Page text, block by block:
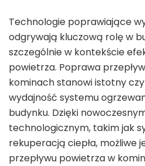
Technologie poprawiające
odgrywają kluczową rolę w
szczególnie w kontekście
powietrza. Poprawa
kominach stanowi istotny
wydajność systemu
budynku. Dzięki
technologicznym, takim jak
rekuperacją ciepła, możliwe
przepływu powietrza w